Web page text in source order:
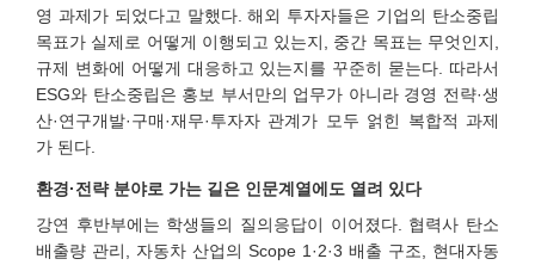
영 과제가 되었다고 말했다. 해외 투자자들은 기업의 탄소중립
목표가 실제로 어떻게 이행되고 있는지, 중간 목표는 무엇인지,
규제 변화에 어떻게 대응하고 있는지를 꾸준히 묻는다. 따라서
ESG와 탄소중립은 홍보 부서만의 업무가 아니라 경영 전략·생
산·연구개발·구매·재무·투자자 관계가 모두 얽힌 복합적 과제
가 된다.
환경·전략 분야로 가는 길은 인문계열에도 열려 있다
강연 후반부에는 학생들의 질의응답이 이어졌다. 협력사 탄소
배출량 관리, 자동차 산업의 Scope 1·2·3 배출 구조, 현대자동